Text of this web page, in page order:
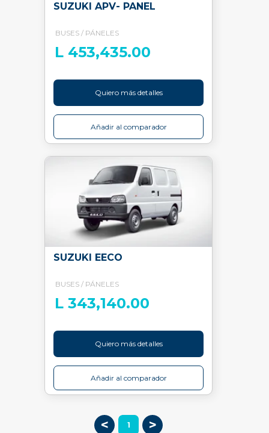
SUZUKI APV- PANEL
BUSES / PÁNELES
L 453,435.00
Quiero más detalles
Añadir al comparador
SUZUKI EECO
BUSES / PÁNELES
L 343,140.00
Quiero más detalles
Añadir al comparador
< 1 >